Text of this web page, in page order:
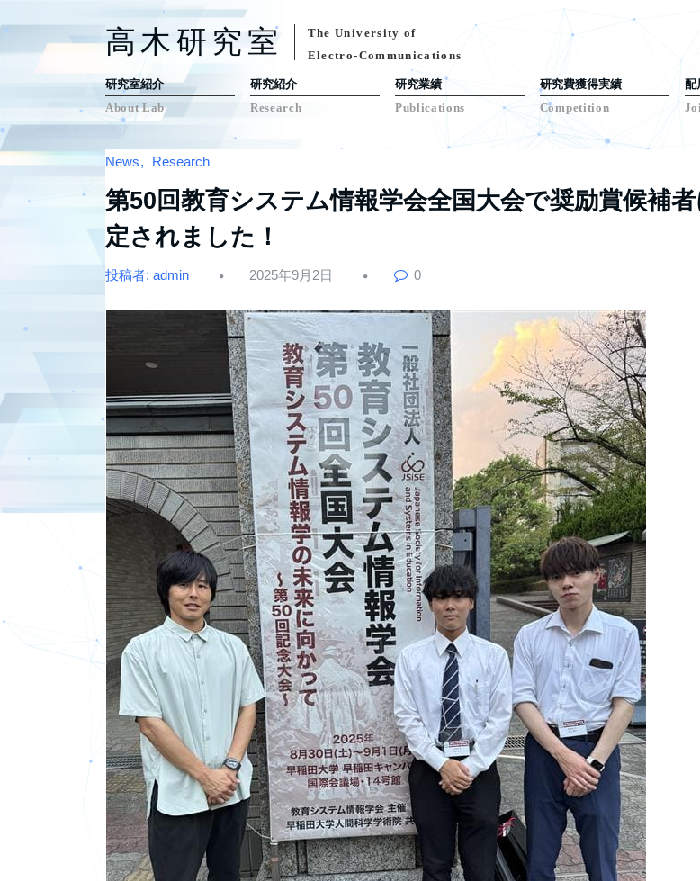
ン
テ
へ
ス
キ
高木研究室
The University of
Electro-Communications
研究室紹介
About Lab
研究紹介
Research
研究業績
Publications
研究費獲得実績
Competition
配
News Research
第50回教育システム情報学会全国大会で奨励賞候補
定されました！
投稿者: admin 2025年9月2日 0